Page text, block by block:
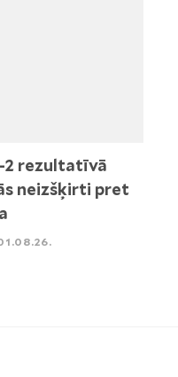
2 rezultatīvā
neizšķirti pret